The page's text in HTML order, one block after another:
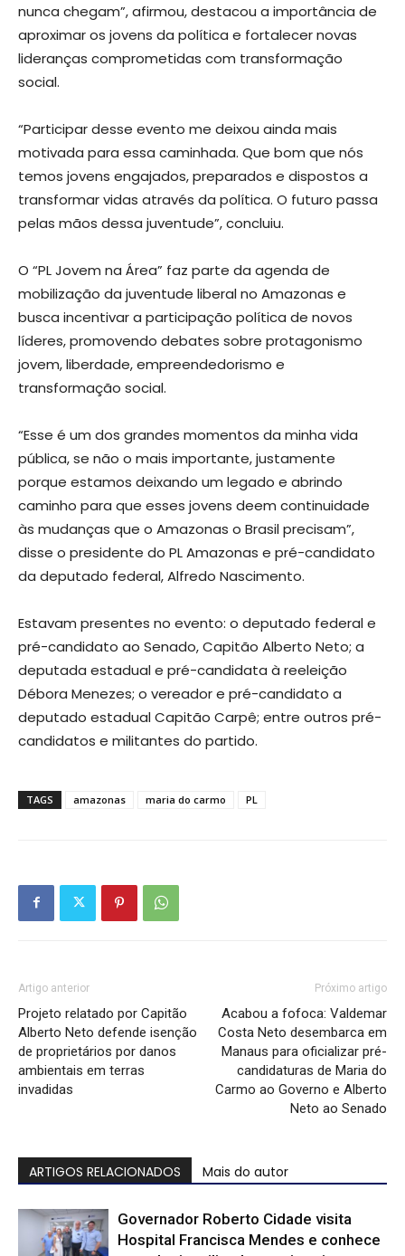
nunca chegam”, afirmou, destacou a importância de
aproximar os jovens da política e fortalecer novas
lideranças comprometidas com transformação
social.
“Participar desse evento me deixou ainda mais
motivada para essa caminhada. Que bom que nós
temos jovens engajados, preparados e dispostos a
transformar vidas através da política. O futuro passa
pelas mãos dessa juventude”, concluiu.
O “PL Jovem na Área” faz parte da agenda de
mobilização da juventude liberal no Amazonas e
busca incentivar a participação política de novos
líderes, promovendo debates sobre protagonismo
jovem, liberdade, empreendedorismo e
transformação social.
“Esse é um dos grandes momentos da minha vida
pública, se não o mais importante, justamente
porque estamos deixando um legado e abrindo
caminho para que esses jovens deem continuidade
às mudanças que o Amazonas o Brasil precisam”,
disse o presidente do PL Amazonas e pré-candidato
da deputado federal, Alfredo Nascimento.
Estavam presentes no evento: o deputado federal e
pré-candidato ao Senado, Capitão Alberto Neto; a
deputada estadual e pré-candidata à reeleição
Débora Menezes; o vereador e pré-candidato a
deputado estadual Capitão Carpê; entre outros pré-
candidatos e militantes do partido.
TAGS amazonas maria do carmo PL
Artigo anterior
Projeto relatado por Capitão
Alberto Neto defende isenção
de proprietários por danos
ambientais em terras
invadidas
Próximo artigo
Acabou a fofoca: Valdemar
Costa Neto desembarca em
Manaus para oficializar pré-
candidaturas de Maria do
Carmo ao Governo e Alberto
Neto ao Senado
ARTIGOS RELACIONADOS Mais do autor
Governador Roberto Cidade visita
Hospital Francisca Mendes e conhece